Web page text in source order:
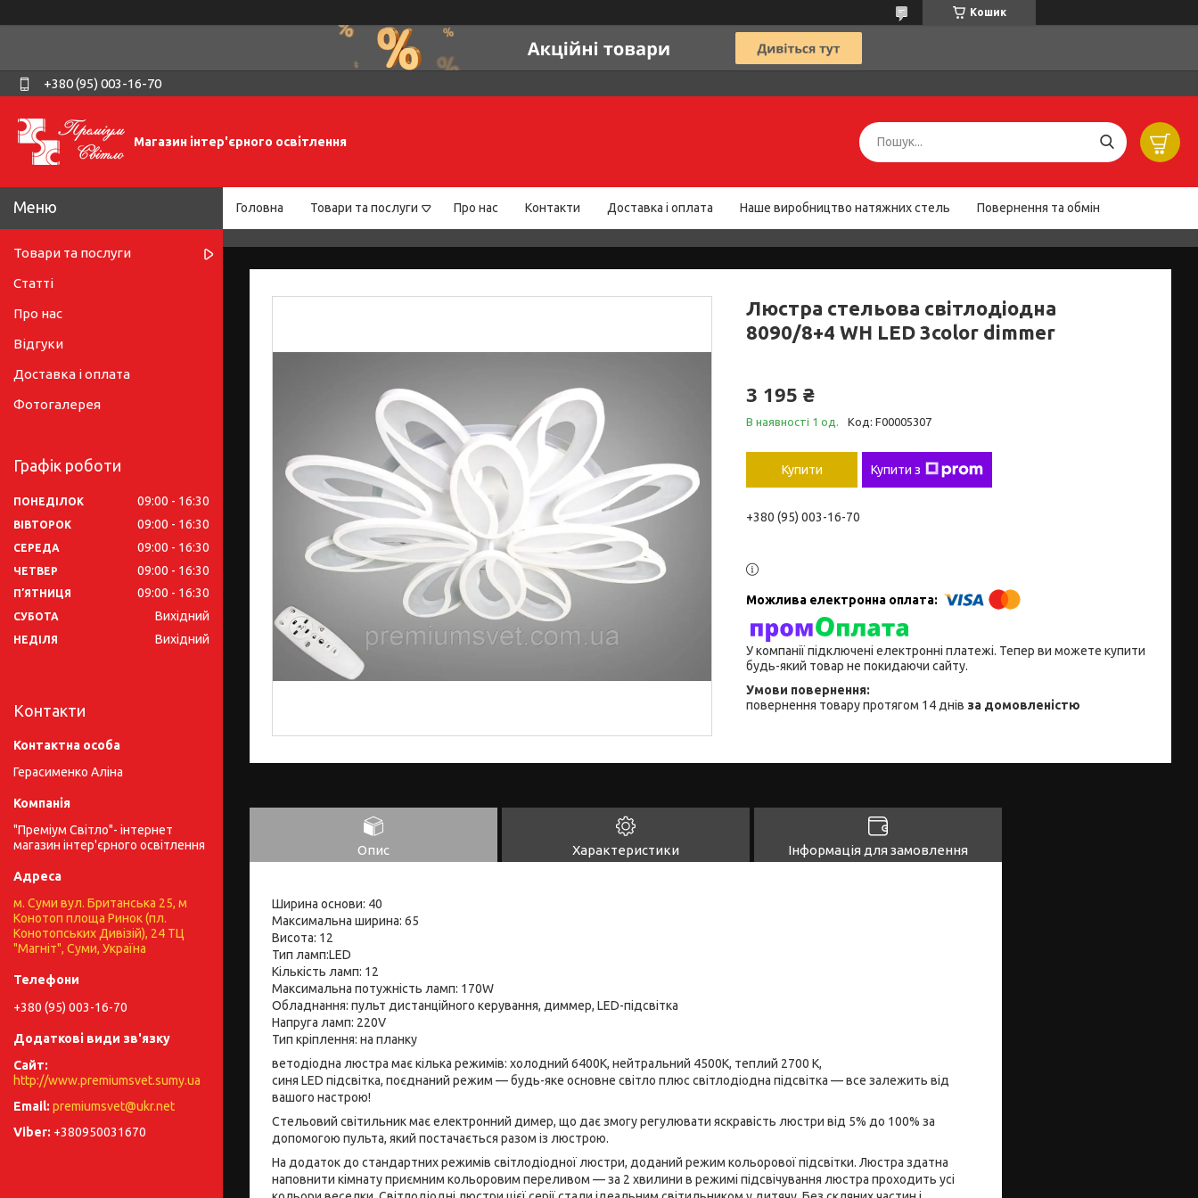
Кошик
+380 (95) 003-16-70
Магазин інтер'єрного освітлення
Головна Товари та послуги Про нас Контакти Доставка і оплата Наше виробництво натяжних стель Повернення та обмін
Люстра стельова світлодіодна
8090/8+4 WH LED 3color dimmer
3 195 ₴
В наявності 1 од. Код: F00005307
Купити Купити з
+380 (95) 003-16-70
У компанії підключені електронні платежі. Тепер ви можете купити
будь-який товар не покидаючи сайту.
повернення товару протягом 14 днів за домовленістю
Опис Характеристики Інформація для замовлення
Ширина основи: 40
Максимальна ширина: 65
Висота: 12
Тип ламп:LED
Кількість ламп: 12
Максимальна потужність ламп: 170W
Обладнання: пульт дистанційного керування, диммер, LED-підсвітка
Напруга ламп: 220V
Тип кріплення: на планку
ветодіодна люстра має кілька режимів: холодний 6400К, нейтральний 4500К, теплий 2700 К,
синя LED підсвітка, поєднаний режим — будь-яке основне світло плюс світлодіодна підсвітка — все залежить від
вашого настрою!
Стельовий світильник має електронний димер, що дає змогу регулювати яскравість люстри від 5% до 100% за
допомогою пульта, який постачається разом із люстрою.
На додаток до стандартних режимів світлодіодної люстри, доданий режим кольорової підсвітки. Люстра здатна
наповнити кімнату приємним кольоровим переливом — за 2 хвилини в режимі підсвічування люстра проходить усі
Товари та послуги
Статті
Про нас
Відгуки
Доставка і оплата
Фотогалерея
Графік роботи
ПОНЕДІЛОК 09:00 16:30
ВІВТОРОК 09:00 16:30
СЕРЕДА 09:00 16:30
ЧЕТВЕР 09:00 16:30
ПʼЯТНИЦЯ 09:00 16:30
СУБОТА Вихідний
НЕДІЛЯ Вихідний
Контакти
Герасименко Аліна
"Преміум Світло"- інтернет
магазин інтер'єрного освітлення
м. Суми вул. Британська 25, м
Конотоп площа Ринок (пл.
Конотопських Дивізій), 24 ТЦ
"Магніт", Суми, Україна
+380 (95) 003-16-70
http://www.premiumsvet.sumy.ua
premiumsvet@ukr.net
+380950031670